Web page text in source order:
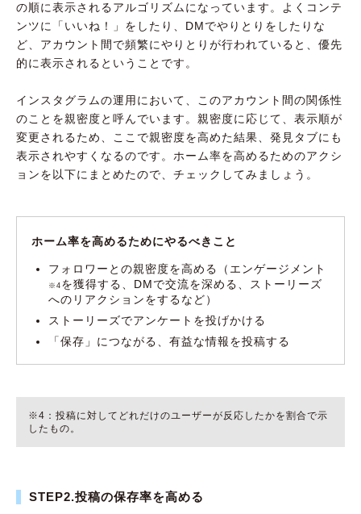
の順に表示されるアルゴリズムになっています。よくコンテ
ンツに「いいね！」をしたり、DMでやりとりをしたりな
ど、アカウント間で頻繁にやりとりが行われていると、優先
的に表示されるということです。
インスタグラムの運用において、このアカウント間の関係性
のことを親密度と呼んでいます。親密度に応じて、表示順が
変更されるため、ここで親密度を高めた結果、発見タブにも
表示されやすくなるのです。ホーム率を高めるためのアクシ
ョンを以下にまとめたので、チェックしてみましょう。
ホーム率を高めるためにやるべきこと
フォロワーとの親密度を高める（エンゲージメント
※4 を獲得する、DMで交流を深める、ストーリーズ
へのリアクションをするなど）
ストーリーズでアンケートを投げかける
「保存」につながる、有益な情報を投稿する
※4：投稿に対してどれだけのユーザーが反応したかを割合で示
したもの。
STEP2.投稿の保存率を高める